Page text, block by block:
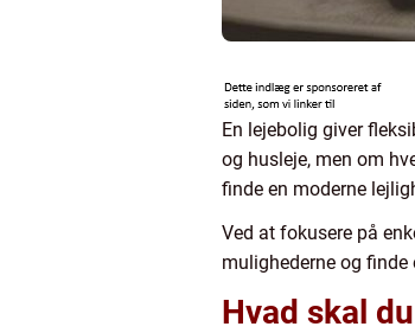
En lejebolig giver
og husleje, men om
finde en moderne
Ved at fokusere på
mulighederne og finde
Hvad skal